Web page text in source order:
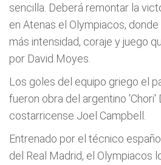
sencilla. Deberá remontar la
en Atenas el Olympiacos,
más intensidad, coraje y juego
por David Moyes.
Los goles del equipo griego el
fueron obra del argentino 'Chori'
costarricense Joel Campbell.
Entrenado por el técnico
del Real Madrid, el Olympiacos